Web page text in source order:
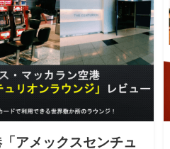
アメックスセンチュ